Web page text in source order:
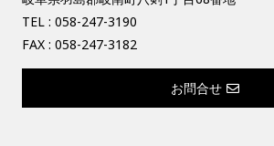
TEL : 058-247-3190
FAX : 058-247-3182
お問合せ